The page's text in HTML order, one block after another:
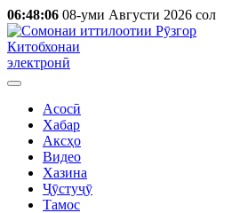
06:48:06 08-уми Августи 2026 сол
Китобхонаи
электронӣ
Асосӣ
Хабар
Аксҳо
Видео
Хазина
Ҷӯстуҷӯ
Тамос